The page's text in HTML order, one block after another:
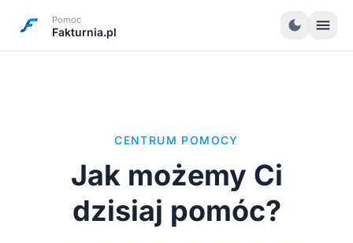
Pomoc
Fakturnia.pl dark_mode menu
CENTRUM POMOCY
Jak możemy Ci
dzisiaj pomóc?